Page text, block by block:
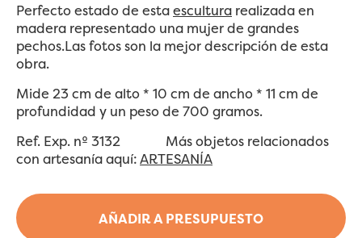
AÑADIR A PRESUPUESTO
Perfecto estado de estaescultura realizada en
madera representado una mujer de grandes
pechos.Las fotos son la mejor descripción de esta
obra.
Mide 23 cm de alto * 10 cm de ancho * 11 cm de
profundidad y un peso de 700 gramos.
Ref. Exp. nº 3132 Más objetos relacionados
con artesanía aquí:ARTESANÍA